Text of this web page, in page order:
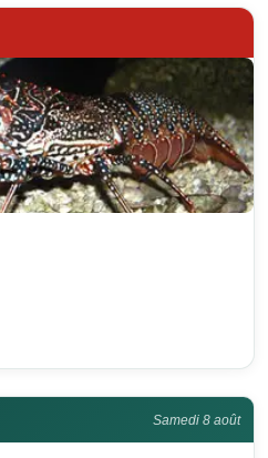
Samedi 8 août